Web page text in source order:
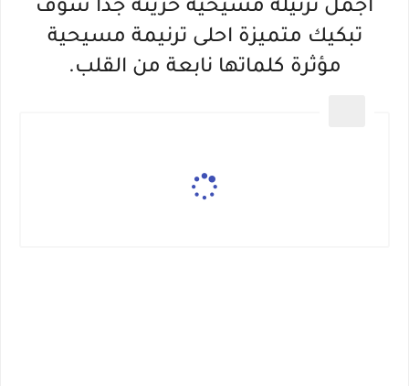
أجمل ترتيلة مسيحية حزينة جدا سوف
تبكيك متميزة احلى ترنيمة مسيحية
مؤثرة كلماتها نابعة من القلب.